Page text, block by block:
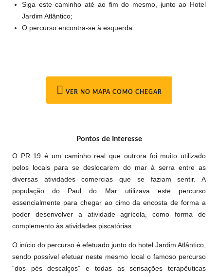
Siga este caminho até ao fim do mesmo, junto ao Hotel
Jardim Atlântico;
O percurso encontra-se à esquerda.
VER NO MAPA COMO CHEGAR
Pontos de Interesse
O PR 19 é um caminho real que outrora foi muito utilizado
pelos locais para se deslocarem do mar à serra entre as
diversas atividades comercias que se faziam sentir. A
população do Paul do Mar utilizava este percurso
essencialmente para chegar ao cimo da encosta de forma a
poder desenvolver a atividade agrícola, como forma de
complemento às atividades piscatórias.
O início do percurso é efetuado junto do hotel Jardim Atlântico,
sendo possível efetuar neste mesmo local o famoso percurso
“dos pés descalços” e todas as sensações terapêuticas